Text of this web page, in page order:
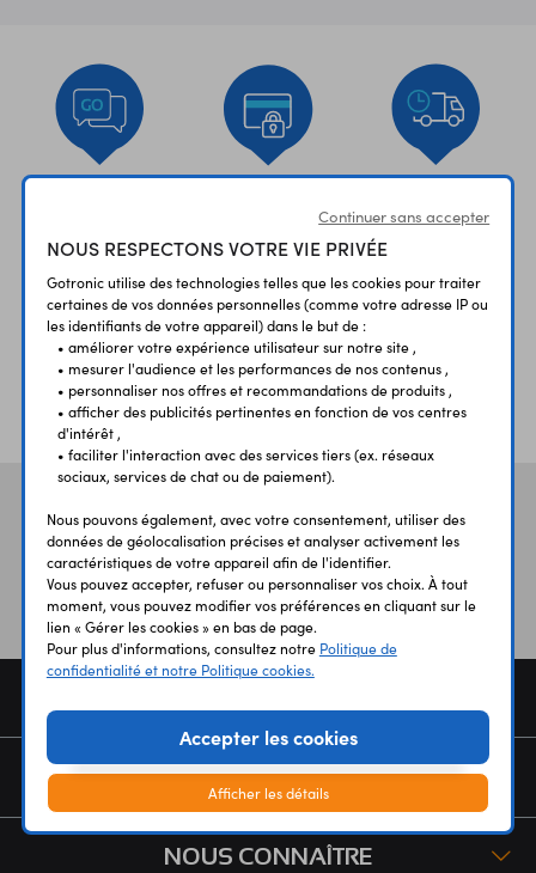
RAPIDE
ÉTABLISSEMENTS
SCOLAIRES
PLUS 30 ANS
D’EXPERIENCE
Vos aviset témoignages
SERVICES
NOUS CONNAÎTRE
Continuer sans accepter
NOUS RESPECTONS VOTRE VIE PRIVÉE
Gotronic utilise des technologies telles que les cookies pour traiter
certaines de vos données personnelles (comme votre adresse IP ou
les identifiants de votre appareil) dans le but de :
• améliorer votre expérience utilisateur sur notre site ,
• mesurer l'audience et les performances de nos contenus ,
• personnaliser nos offres et recommandations de produits ,
• afficher des publicités pertinentes en fonction de vos centres
d'intérêt ,
• faciliter l'interaction avec des services tiers (ex. réseaux
sociaux, services de chat ou de paiement).
Nous pouvons également, avec votre consentement, utiliser des
données de géolocalisation précises et analyser activement les
caractéristiques de votre appareil afin de l'identifier.
Vous pouvez accepter, refuser ou personnaliser vos choix. À tout
moment, vous pouvez modifier vos préférences en cliquant sur le
lien « Gérer les cookies » en bas de page.
Pour plus d'informations, consultez notre Politique de
confidentialité et notre Politique cookies.
Accepter les cookies
Afficher les détails